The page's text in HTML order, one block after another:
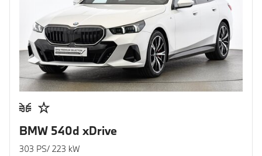
BMW 540d xDrive
303 PS/ 223 kW